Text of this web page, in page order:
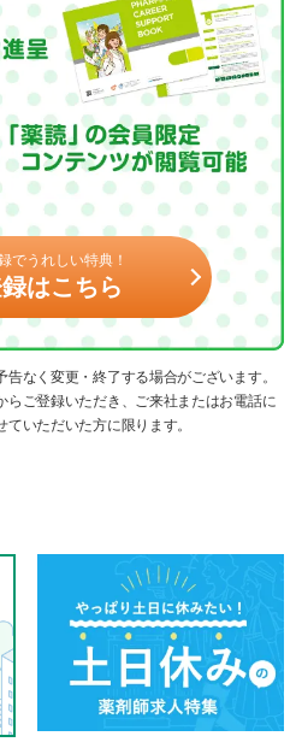
でうれしい特典！
はこちら
なく変更・終了する場合がございます。
ご登録いただき、ご来社またはお電話に
いただいた方に限ります。